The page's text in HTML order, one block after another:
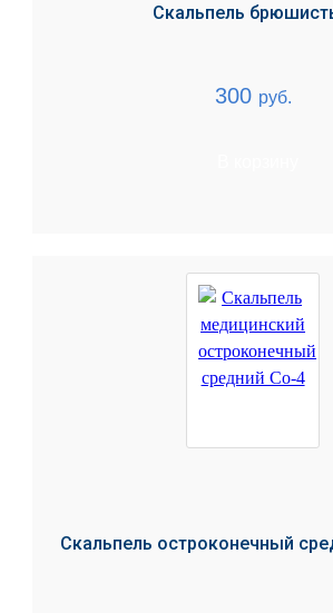
Скальпель
300 руб.
Скальпель остроконечный